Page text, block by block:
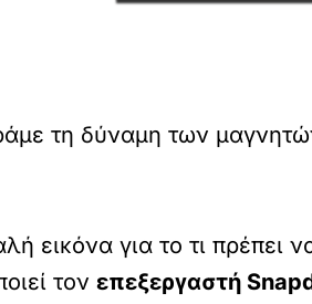
τη δύναμη των
εικόνα για το τι πρέπει
τον επεξεργαστή